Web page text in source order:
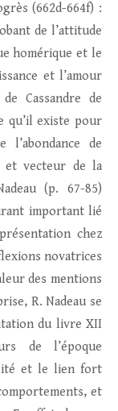
(662d-664f) :
de l’attitude
homérique et le
et l’amour
Cassandre de
qu’il existe pour
de
et vecteur de la
(p. 67-85)
important lié
chez
novatrices
des mentions
R. Nadeau se
du livre XII
de l’époque
et le lien fort
et